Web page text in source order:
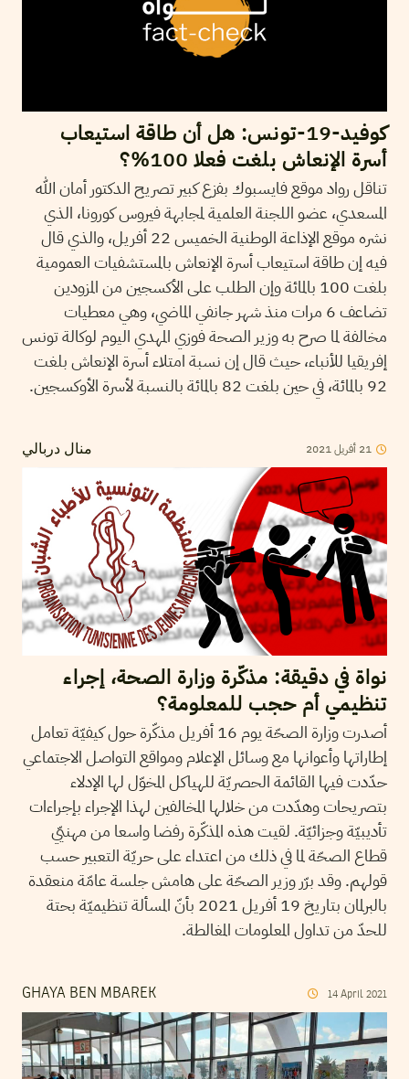
كوفيد-19-تونس: هل أن طاقة استيعاب
أسرة الإنعاش بلغت فعلا 100%؟
تناقل رواد موقع فايسبوك بفزع كبير تصريح الدكتور أمان الله
المسعدي، عضو اللجنة العلمية لمجابهة فيروس كورونا، الذي
نشره موقع الإذاعة الوطنية الخميس 22 أفريل، والذي قال
فيه إن طاقة استيعاب أسرة الإنعاش بالمستشفيات العمومية
بلغت 100 بالمائة وإن الطلب على الأكسجين من المزودين
تضاعف 6 مرات منذ شهر جانفي الماضي، وهي معطيات
مخالفة لما صرح به وزير الصحة فوزي المهدي اليوم لوكالة تونس
إفريقيا للأنباء، حيث قال إن نسبة امتلاء أسرة الإنعاش بلغت
92 بالمائة، في حين بلغت 82 بالمائة بالنسبة لأسرة الأوكسجين.
منال دربالي 21 أفريل2021
نواة في دقيقة: مذكّرة وزارة الصحة، إجراء
تنظيمي أم حجب للمعلومة؟
أصدرت وزارة الصحّة يوم 16 أفريل مذكّرة حول كيفيّة تعامل
إطاراتها وأعوانها مع وسائل الإعلام ومواقع التواصل الاجتماعي
حدّدت فيها القائمة الحصريّة للهياكل المخوّل لها الإدلاء
بتصريحات وهدّدت من خلالها المخالفين لهذا الإجراء بإجراءات
تأديبيّة وجزائيّة. لقيت هذه المذكّرة رفضا واسعا من مهنيّي
قطاع الصحّة لما في ذلك من اعتداء على حريّة التعبير حسب
قولهم. وقد برّر وزير الصحّة على هامش جلسة عامّة منعقدة
بالبرلمان بتاريخ 19 أفريل 2021 بأنّ المسألة تنظيميّة بحتة
للحدّ من تداول المعلومات المغالطة.
GHAYA BEN MBAREK 14 April 2021